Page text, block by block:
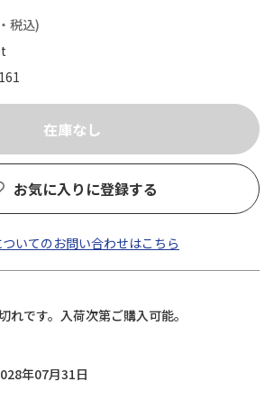
税込)
お気に入りに登録する
いてのお問い合わせはこちら
れです。入荷次第ご購入可能。
年07月31日